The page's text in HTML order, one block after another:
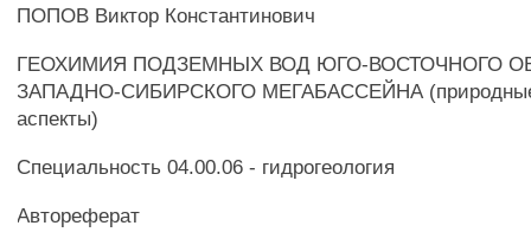
ПОПОВ Виктор Константинович
ГЕОХИМИЯ ПОДЗЕМНЫХ ВОД ЮГО-ВОСТОЧНОГО
ЗАПАДНО-СИБИРСКОГО МЕГАБАССЕЙНА (природные
аспекты)
Специальность 04.00.06 - гидрогеология
Автореферат